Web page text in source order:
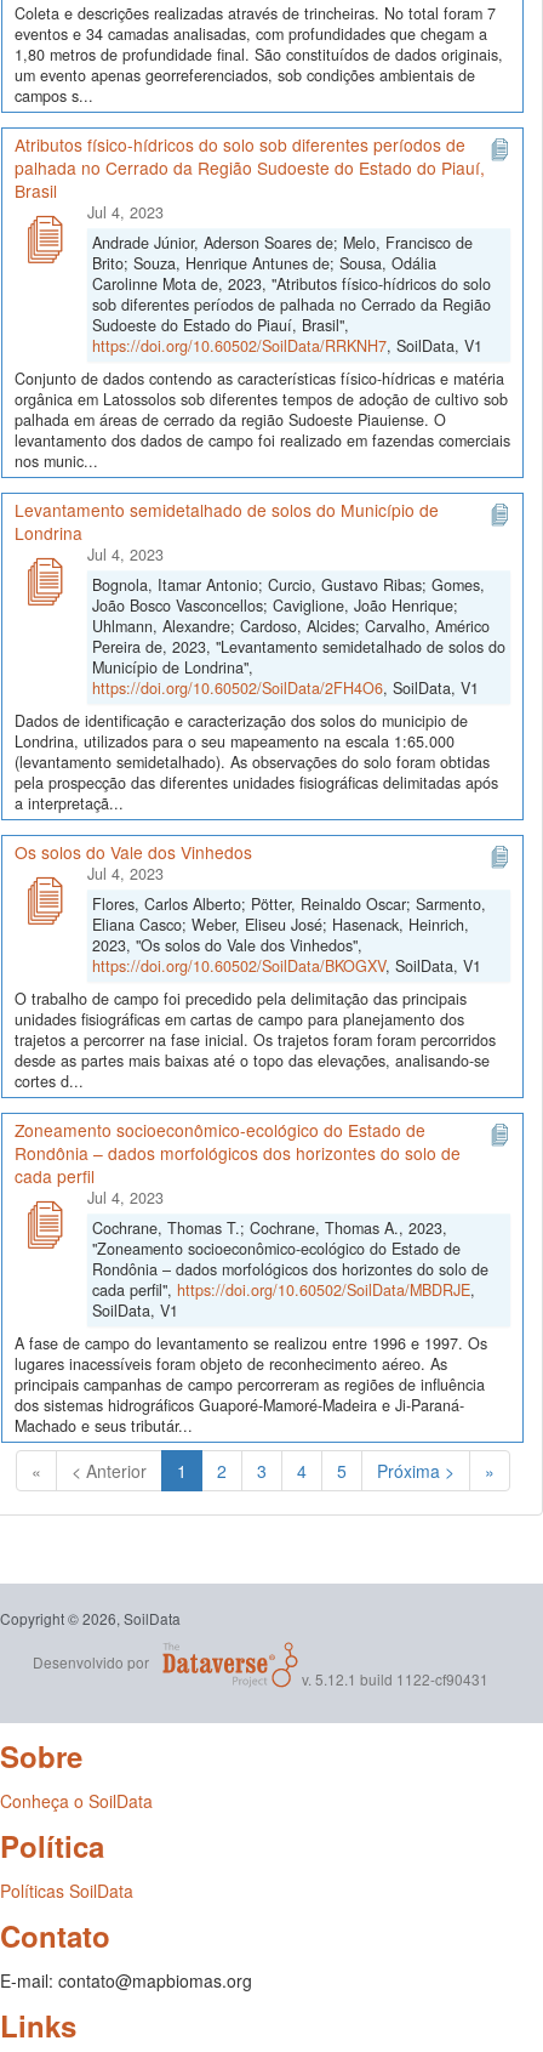
Coleta e descrições realizadas através de trincheiras. No total foram 7
eventos e 34 camadas analisadas, com profundidades que chegam a
1,80 metros de profundidade final. São constituídos de dados originais,
um evento apenas georreferenciados, sob condições ambientais de
campos s...
Atributos físico-hídricos do solo sob diferentes períodos de
palhada no Cerrado da Região Sudoeste do Estado do Piauí,
Brasil
Jul 4, 2023
Andrade Júnior, Aderson Soares de; Melo, Francisco de
Brito; Souza, Henrique Antunes de; Sousa, Odália
Carolinne Mota de, 2023, "Atributos físico-hídricos do solo
sob diferentes períodos de palhada no Cerrado da Região
Sudoeste do Estado do Piauí, Brasil",
https://doi.org/10.60502/SoilData/RRKNH7, SoilData, V1
Conjunto de dados contendo as características físico-hídricas e matéria
orgânica em Latossolos sob diferentes tempos de adoção de cultivo sob
palhada em áreas de cerrado da região Sudoeste Piauiense. O
levantamento dos dados de campo foi realizado em fazendas comerciais
nos munic...
Levantamento semidetalhado de solos do Município de
Londrina
Jul 4, 2023
Bognola, Itamar Antonio; Curcio, Gustavo Ribas; Gomes,
João Bosco Vasconcellos; Caviglione, João Henrique;
Uhlmann, Alexandre; Cardoso, Alcides; Carvalho, Américo
Pereira de, 2023, "Levantamento semidetalhado de solos do
Município de Londrina",
https://doi.org/10.60502/SoilData/2FH4O6, SoilData, V1
Dados de identificação e caracterização dos solos do municipio de
Londrina, utilizados para o seu mapeamento na escala 1:65.000
(levantamento semidetalhado). As observações do solo foram obtidas
pela prospecção das diferentes unidades fisiográficas delimitadas após
a interpretaçã...
Os solos do Vale dos Vinhedos
Jul 4, 2023
Flores, Carlos Alberto; Pötter, Reinaldo Oscar; Sarmento,
Eliana Casco; Weber, Eliseu José; Hasenack, Heinrich,
2023, "Os solos do Vale dos Vinhedos",
https://doi.org/10.60502/SoilData/BKOGXV, SoilData, V1
O trabalho de campo foi precedido pela delimitação das principais
unidades fisiográficas em cartas de campo para planejamento dos
trajetos a percorrer na fase inicial. Os trajetos foram foram percorridos
desde as partes mais baixas até o topo das elevações, analisando-se
cortes d...
Zoneamento socioeconômico-ecológico do Estado de
Rondônia – dados morfológicos dos horizontes do solo de
cada perfil
Jul 4, 2023
Cochrane, Thomas T.; Cochrane, Thomas A., 2023,
"Zoneamento socioeconômico-ecológico do Estado de
Rondônia – dados morfológicos dos horizontes do solo de
cada perfil", https://doi.org/10.60502/SoilData/MBDRJE,
SoilData, V1
A fase de campo do levantamento se realizou entre 1996 e 1997. Os
lugares inacessíveis foram objeto de reconhecimento aéreo. As
principais campanhas de campo percorreram as regiões de influência
dos sistemas hidrográficos Guaporé-Mamoré-Madeira e Ji-Paraná-
Machado e seus tributár...
« < Anterior 1 (Atual)
2 3 4 5 Próxima > »
Copyright © 2026, SoilData
Desenvolvido por
v. 5.12.1 build 1122-cf90431
Sobre
Conheça o SoilData
Política
Políticas SoilData
Contato
E-mail: contato@mapbiomas.org
Links